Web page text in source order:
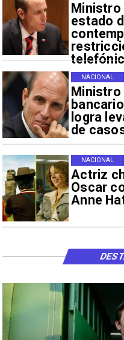
estado
Ministro
logra
de
NACIONAL
Actriz
Oscar
Anne
NACIONAL